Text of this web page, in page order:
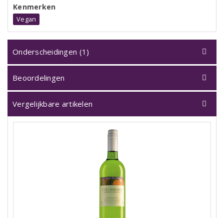
Kenmerken
Vegan
Onderscheidingen (1)
Beoordelingen
Vergelijkbare artikelen